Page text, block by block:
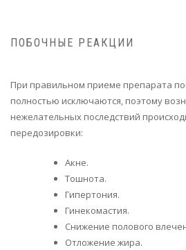
ПОБОЧНЫЕ РЕАКЦИИ
При правильном приеме препарата
полностью исключаются, поэтому
нежелательных последствий
передозировки:
Акне.
Тошнота.
Гипертония.
Гинекомастия.
Снижение полового
Отложение жира.